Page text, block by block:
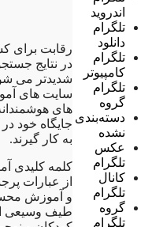
اندروید
تلگرام
دانلود
تلگرام
کامپیوتر
تلگرام
گروه
دسته‌بندی
نشده
عکس
تلگرام
کانال
تلگرام
گروه
تلگرام
رقابت برای
در نتایج
شدیدتر می
سایت های
های
جایگاه خود
به کار گیرند.
کلمه کلیدی
از عبارات
و آموزش
طیف وسیعی